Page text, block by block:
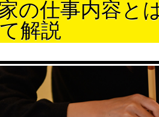
の仕事内容と
解説